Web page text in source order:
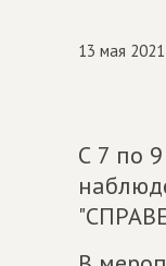
13 мая 2021
С 7 по